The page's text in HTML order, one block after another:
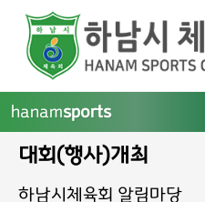
hanamsports
대회(행사)개최
하남시체육회 알림마당